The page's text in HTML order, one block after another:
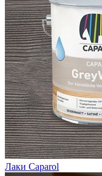
Лаки Caparol